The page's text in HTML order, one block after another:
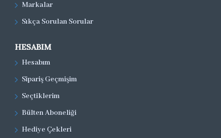
Markalar
Sıkça Sorulan Sorular
HESABIM
Hesabım
Sipariş Geçmişim
Seçtiklerim
Bülten Aboneliği
Hediye Çekleri